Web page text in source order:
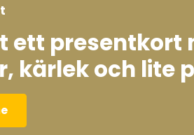
ett presentkort
kärlek och lite